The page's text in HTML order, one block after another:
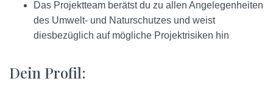
Das Projektteam berätst du zu allen Angelegenheiten
des Umwelt- und Naturschutzes und weist
diesbezüglich auf mögliche Projektrisiken hin
Dein Profil: